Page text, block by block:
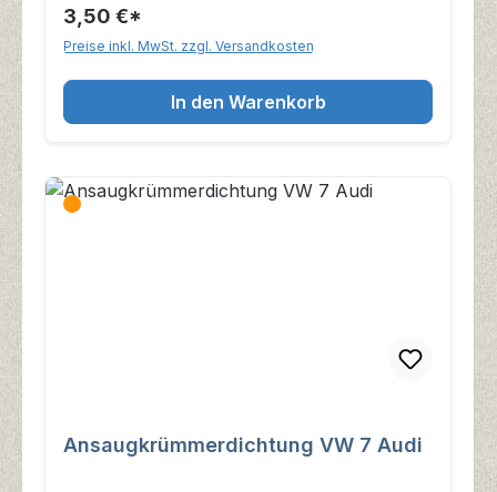
3,50 €*
Preise inkl. MwSt. zzgl. Versandkosten
In den Warenkorb
Ansaugkrümmerdichtung VW 7 Audi